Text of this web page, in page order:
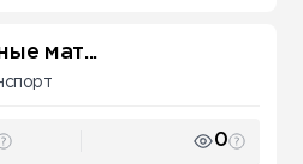
мат...
0